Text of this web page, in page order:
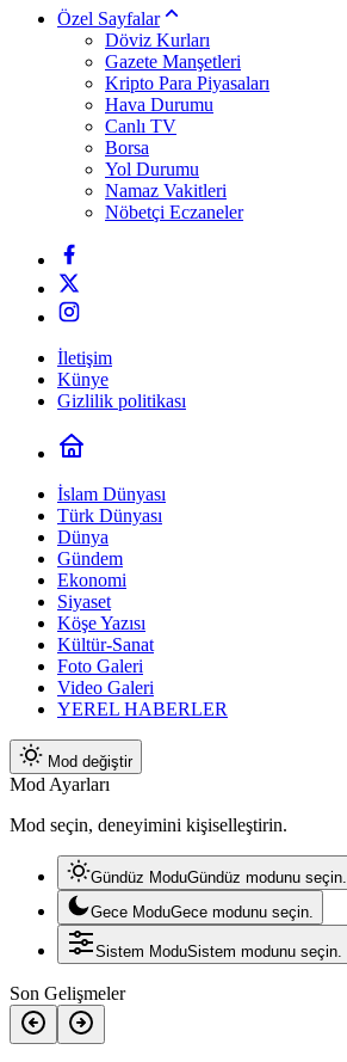
Özel Sayfalar
Döviz Kurları
Gazete Manşetleri
Kripto Para Piyasaları
Hava Durumu
Canlı TV
Borsa
Yol Durumu
Namaz Vakitleri
Nöbetçi Eczaneler
İletişim
Künye
Gizlilik politikası
İslam Dünyası
Türk Dünyası
Dünya
Gündem
Ekonomi
Siyaset
Köşe Yazısı
Kültür-Sanat
Foto Galeri
Video Galeri
YEREL HABERLER
Mod değiştir
Mod Ayarları
Mod seçin, deneyimini kişiselleştirin.
Gündüz ModuGündüz modunu seçin.
Gece ModuGece modunu seçin.
Sistem ModuSistem modunu seçin.
Son Gelişmeler